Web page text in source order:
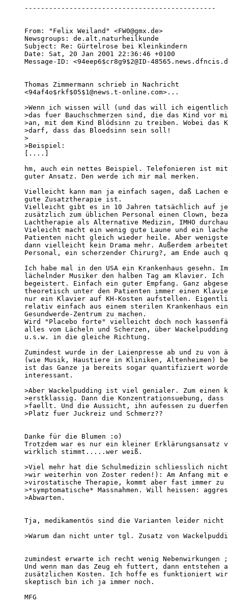
-----------------------------------------------
From: "Felix Weiland" <FW0@gmx.de>
Newsgroups: de.alt.naturheilkunde
Subject: Re: Gürtelrose bei Kleinkindern
Date: Sat, 20 Jan 2001 22:36:46 +0100
Message-ID: <94eep6$cr8g9$2@ID-
Thomas Zimmermann schrieb in Nachricht
<94af4o$rkf$05$1@news.t-online.com>...
>Wenn ich wissen will (und das will ich eigentlich
>das fuer Bauchschmerzen sind, die das Kind vor
>an, mit dem Kind Blödsinn zu treiben. Wobei das
>darf, dass das Bloedsinn sein soll!
>
>Beispiel:
[....]
hm, auch ein nettes Beispiel. Telefonieren ist
guter Ansatz. Den werde ich mir mal merken.
Vielleicht kann man ja einfach sagen, daß Lachen
gute Zusatztherapie ist.
Vielleicht gibt es in 10 Jahren tatsächlich auf
zusätzlich zum üblichen Personal einen Clown,
Lachtherapie als Alternative Medizin, IMHO
Vieleicht macht ein wenig gute Laune und ein
Patienten nicht gleich wieder heile. Aber
dann vielleicht kein Drama mehr. Außerdem
Personal, ein scherzender Chirurg?, am Ende
Ich habe mal in den USA ein Krankenhaus gesehn.
lächelnder Musiker den halben Tag am Klavier. Ich
begeistert. Einfach ein guter Empfang. Ganz
theoretisch unter den Patienten immer einen
nur ein Klavier auf KH-Kosten aufstellen.
relativ einfach aus einem sterilen Krankenhaus ein
Gesundwerde-Zentrum zu machen.
Wird "Placebo forte" vielleicht doch noch
alles vom Lächeln und Scherzen, über
u.s.w. in die gleiche Richtung.
Zumindest wurde in der Laienpresse ab und zu von
(wie Musik, Haustiere in Kliniken, Altenheimen)
ist das Ganze ja bereits sogar quantifiziert
interessant.
>Aber Wackelpudding ist viel genialer. Zum einen
>erstklassig. Dann die Konzentrationsuebung, dass
>faellt. Und die Aussicht, ihn aufessen zu
>Platz fuer Juckreiz und Schmerz??
Danke für die Blumen :o)
Trotzdem war es nur ein kleiner Erklärungsansatz
wirklich stimmt.....wer weiß.
>Viel mehr hat die Schulmedizin schliesslich
>wir weiterhin von Zoster reden!): Am Anfang mit
>virostatische Therapie, kommt aber fast immer
>*symptomatische* Massnahmen. Will heissen:
>Abwarten.
Tja, medikamentös sind die Varianten leider nicht
>Warum dan nicht unter tgl. Zusatz von
zumindest erwarte ich recht wenig Nebenwirkungen
Und wenn man das Zeug eh futtert, dann entstehen
zusätzlichen Kosten. Ich hoffe es funktioniert
skeptisch bin ich ja immer noch.
MFG